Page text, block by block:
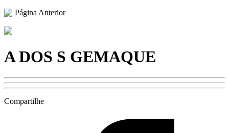
Página Anterior
A DOS S GEMAQUE
Compartilhe